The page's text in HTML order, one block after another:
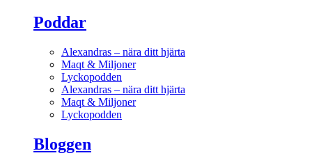
Poddar
Alexandras – nära ditt hjärta
Maqt & Miljoner
Lyckopodden
Alexandras – nära ditt hjärta
Maqt & Miljoner
Lyckopodden
Bloggen